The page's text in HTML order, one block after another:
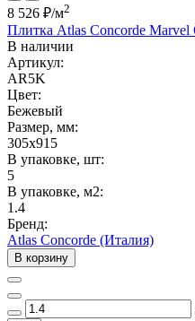
8 526 ₽/м2
Плитка Atlas Concorde Marvel
В наличии
Артикул:
AR5K
Цвет:
Бежевый
Размер, мм:
305x915
В упаковке, шт:
5
В упаковке, м2:
1.4
Бренд:
Atlas Concorde (Италия)
В корзину